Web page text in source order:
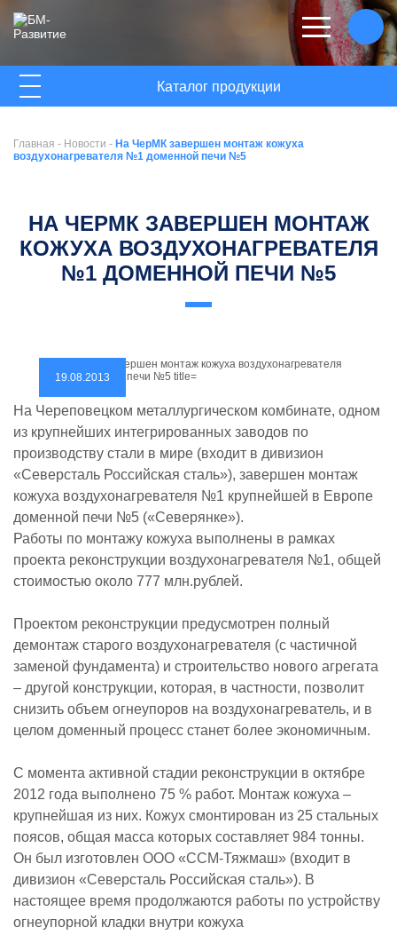
ГЛАВНАЯ
НОВОСТИ
Каталог продукции
Главная - Новости - На ЧерМК завершен монтаж кожуха
воздухонагревателя №1 доменной печи №5
НА ЧЕРМК ЗАВЕРШЕН МОНТАЖ
КОЖУХА ВОЗДУХОНАГРЕВАТЕЛЯ
№1 ДОМЕННОЙ ПЕЧИ №5
19.08.2013
На Череповецком металлургическом комбинате, одном
из крупнейших интегрированных заводов по
производству стали в мире (входит в дивизион
«Северсталь Российская сталь»), завершен монтаж
кожуха воздухонагревателя №1 крупнейшей в Европе
доменной печи №5 («Северянке»).
Работы по монтажу кожуха выполнены в рамках
проекта реконструкции воздухонагревателя №1, общей
стоимостью около 777 млн.рублей.
Проектом реконструкции предусмотрен полный
демонтаж старого воздухонагревателя (с частичной
заменой фундамента) и строительство нового агрегата
– другой конструкции, которая, в частности, позволит
снизить объем огнеупоров на воздухонагреватель, и в
целом доменный процесс станет более экономичным.
С момента активной стадии реконструкции в октябре
2012 года выполнено 75 % работ. Монтаж кожуха –
крупнейшая из них. Кожух смонтирован из 25 стальных
поясов, общая масса которых составляет 984 тонны.
Он был изготовлен ООО «ССМ-Тяжмаш» (входит в
дивизион «Северсталь Российская сталь»). В
настоящее время продолжаются работы по устройству
огнеупорной кладки внутри кожуха